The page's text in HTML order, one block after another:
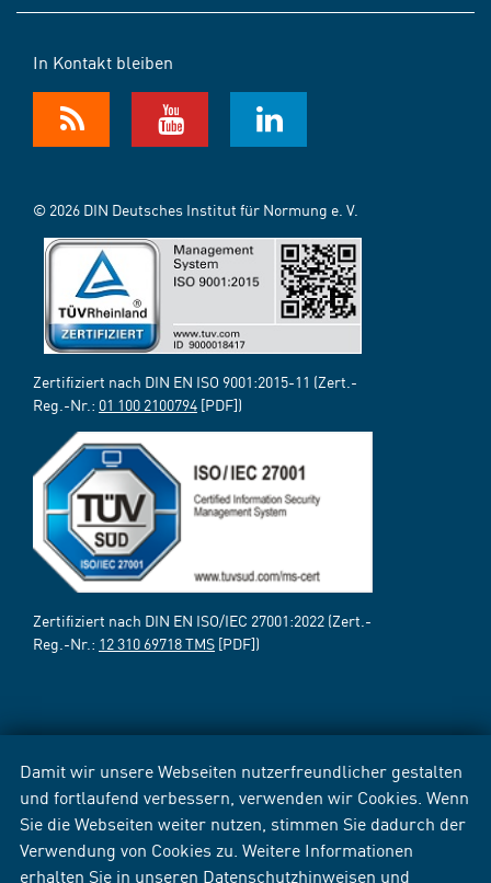
Damit wir unsere Webseiten nutzerfreundlicher gestalten
und fortlaufend verbessern, verwenden wir Cookies. Wenn
Sie die Webseiten weiter nutzen, stimmen Sie dadurch der
Verwendung von Cookies zu. Weitere Informationen
erhalten Sie in unseren Datenschutzhinweisen und
In Kontakt bleiben
© 2026 DIN Deutsches Institut für Normung e. V.
Zertifiziert nach DIN EN ISO 9001:2015-11 (Zert.-
Reg.-Nr.: 01 100 2100794 [PDF])
Zertifiziert nach DIN EN ISO/IEC 27001:2022 (Zert.-
Reg.-Nr.: 12 310 69718 TMS [PDF])